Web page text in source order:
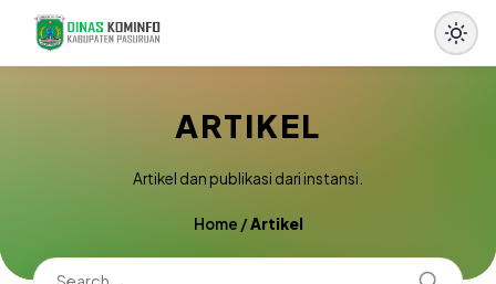
ARTIKEL
Artikel dan publikasi dari instansi.
Home /Artikel